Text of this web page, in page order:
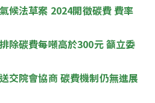
候法草案 2024開徵碳費 費率
除碳費每噸高於300元 籲立委
交院會協商 碳費機制仍無進展